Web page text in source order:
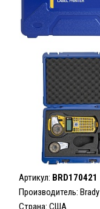
Артикул: BRD170421
Производитель: Brady
Страна: США